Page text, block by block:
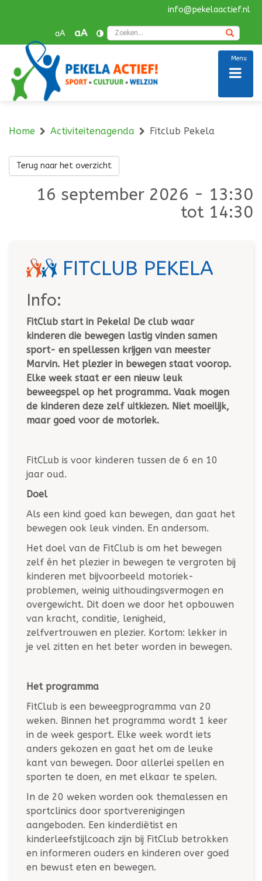
info@pekelaactief.nl
aA aA
Menu
Home Activiteitenagenda Fitclub Pekela
Terug naar het overzicht
16 september 2026 - 13:30
tot 14:30
FITCLUB PEKELA
Info:
FitClub start in Pekela! De club waar
kinderen die bewegen lastig vinden samen
sport- en spellessen krijgen van meester
Marvin. Het plezier in bewegen staat voorop.
Elke week staat er een nieuw leuk
beweegspel op het programma. Vaak mogen
de kinderen deze zelf uitkiezen. Niet moeilijk,
maar goed voor de motoriek.
FitCLub is voor kinderen tussen de 6 en 10
jaar oud.
Doel
Als een kind goed kan bewegen, dan gaat het
bewegen ook leuk vinden. En andersom.
Het doel van de FitClub is om het bewegen
zelf én het plezier in bewegen te vergroten bij
kinderen met bijvoorbeeld motoriek-
problemen, weinig uithoudingsvermogen en
overgewicht. Dit doen we door het opbouwen
van kracht, conditie, lenigheid,
zelfvertrouwen en plezier. Kortom: lekker in
je vel zitten en het beter worden in bewegen.
Het programma
FitClub is een beweegprogramma van 20
weken. Binnen het programma wordt 1 keer
in de week gesport. Elke week wordt iets
anders gekozen en gaat het om de leuke
kant van bewegen. Door allerlei spellen en
sporten te doen, en met elkaar te spelen.
In de 20 weken worden ook themalessen en
sportclinics door sportverenigingen
aangeboden. Een kinderdiëtist en
kinderleefstijlcoach zijn bij FitClub betrokken
en informeren ouders en kinderen over goed
en bewust eten en bewegen.